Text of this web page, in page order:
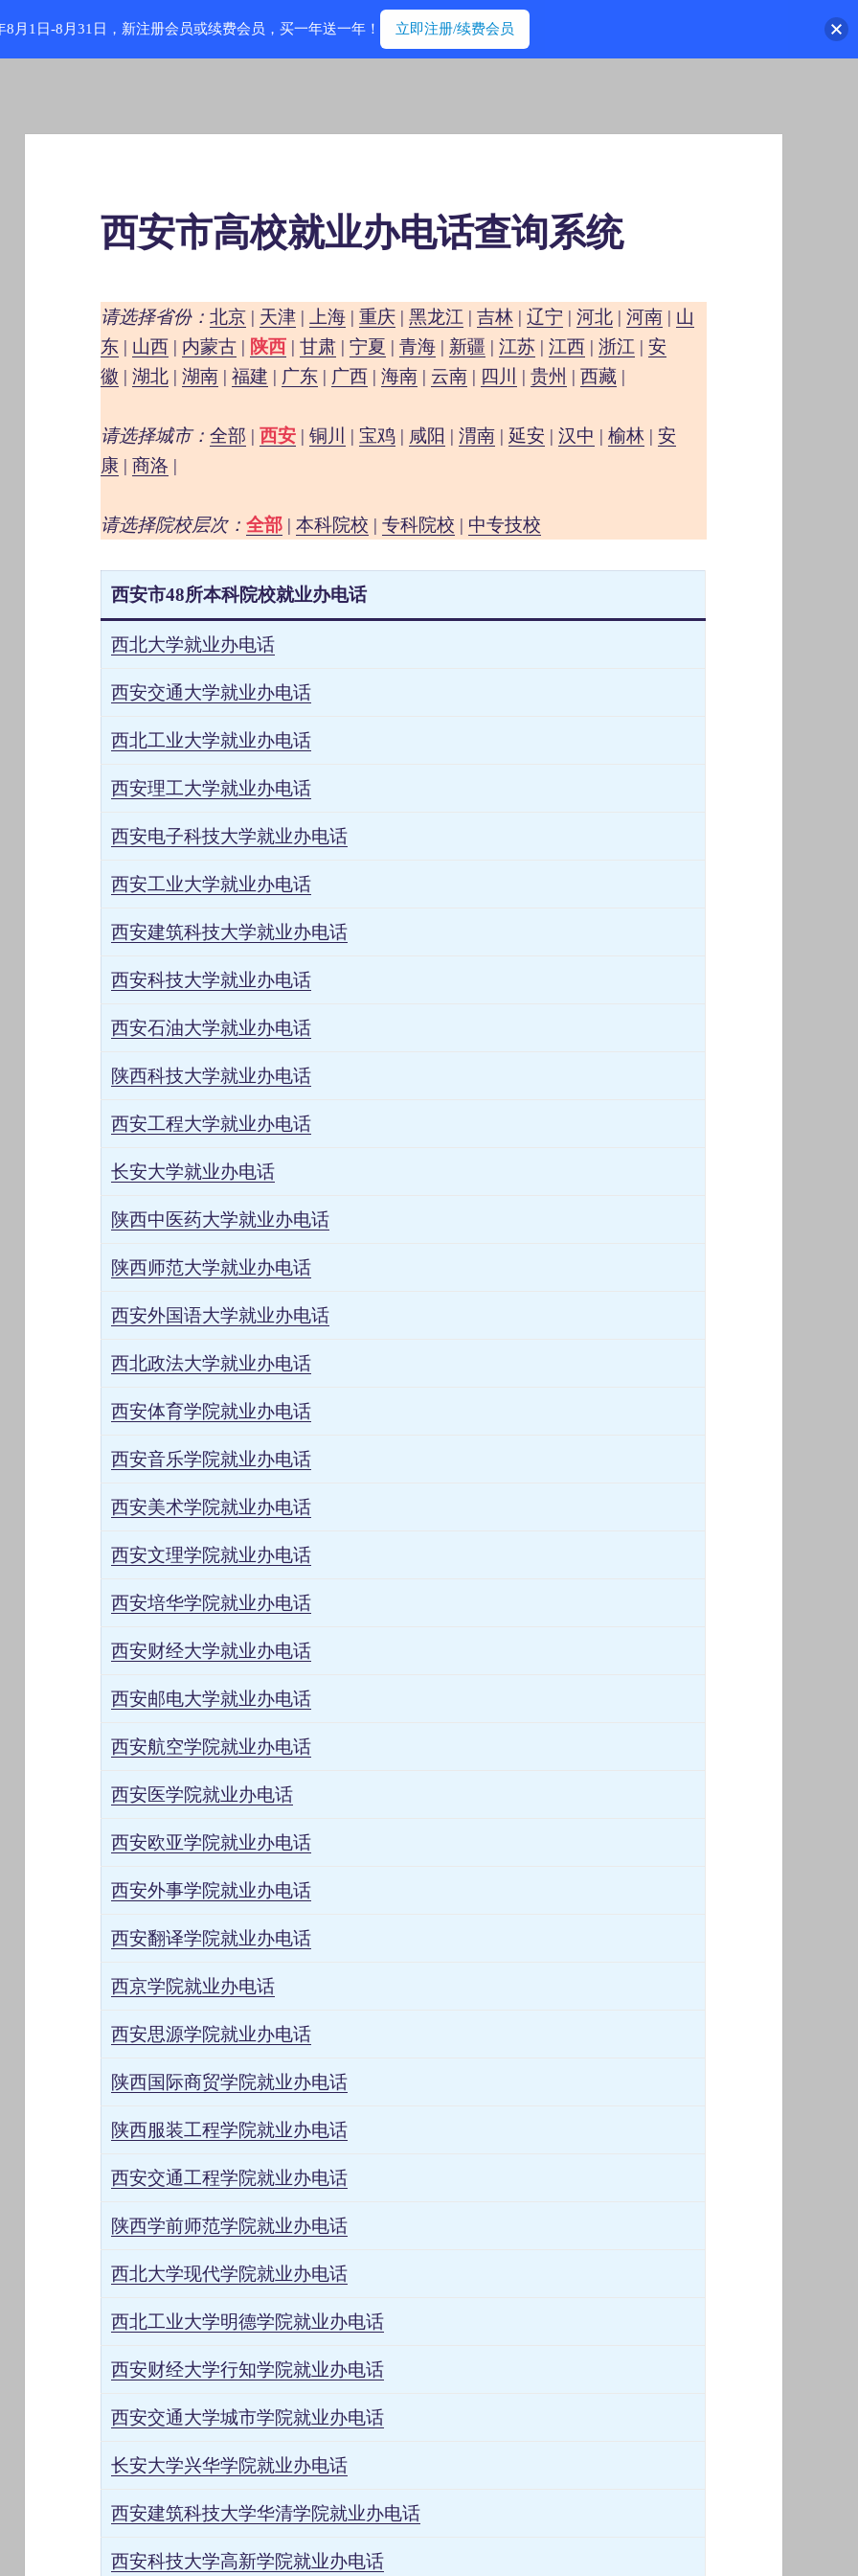
西安市高校就业办电话查询系统
请选择省份：北京 | 天津 | 上海 |重庆 |黑龙江 |吉林 |辽宁 |河北 |河南 | 山
东 | 山西 | 内蒙古 | 陕西 |甘肃 |宁夏 |青海 | 新疆 |江苏 |江西 |浙江 |安
徽 |湖北 |湖南 |福建 | 广东 | 广西 |海南 | 云南 | 四川 |贵州 |西藏 |
请选择城市：全部 |西安 |铜川 | 宝鸡 | 咸阳 |渭南 | 延安 |汉中 |榆林 |安
康 |商洛 |
请选择院校层次：全部 |本科院校 |专科院校 | 中专技校
西安市48所本科院校就业办电话
西北大学就业办电话
西安交通大学就业办电话
西北工业大学就业办电话
西安理工大学就业办电话
西安电子科技大学就业办电话
西安工业大学就业办电话
西安建筑科技大学就业办电话
西安科技大学就业办电话
西安石油大学就业办电话
陕西科技大学就业办电话
西安工程大学就业办电话
长安大学就业办电话
陕西中医药大学就业办电话
陕西师范大学就业办电话
西安外国语大学就业办电话
西北政法大学就业办电话
西安体育学院就业办电话
西安音乐学院就业办电话
西安美术学院就业办电话
西安文理学院就业办电话
西安培华学院就业办电话
西安财经大学就业办电话
西安邮电大学就业办电话
西安航空学院就业办电话
西安医学院就业办电话
西安欧亚学院就业办电话
西安外事学院就业办电话
西安翻译学院就业办电话
西京学院就业办电话
西安思源学院就业办电话
陕西国际商贸学院就业办电话
陕西服装工程学院就业办电话
西安交通工程学院就业办电话
陕西学前师范学院就业办电话
西北大学现代学院就业办电话
西北工业大学明德学院就业办电话
西安财经大学行知学院就业办电话
西安交通大学城市学院就业办电话
长安大学兴华学院就业办电话
西安建筑科技大学华清学院就业办电话
西安科技大学高新学院就业办电话
8月1日-8月31日，新注册会员或续费会员，买一年送一年！ 立即注册/续费会员